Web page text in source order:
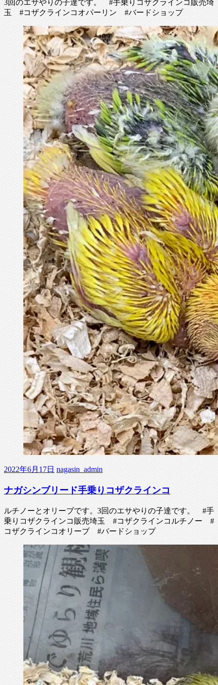
3回のエサやりの子達です。 #手乗りコザクラインコ販売埼
玉 #コザクラインコオパーリン #バードショップ
2022年6月17日 nagasin_admin
ナガシンブリード手乗りコザクラインコ
ルチノーとオリーブです。3回のエサやりの子達です。 #手
乗りコザクラインコ販売埼玉 #コザクラインコルチノー #
コザクラインコオリーブ #バードショップ